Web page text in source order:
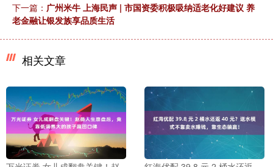
下一篇： 广州米牛 上海民声 | 市国资委积极吸纳适老化好建议 养
老金融让银发族享品质生活
相关文章